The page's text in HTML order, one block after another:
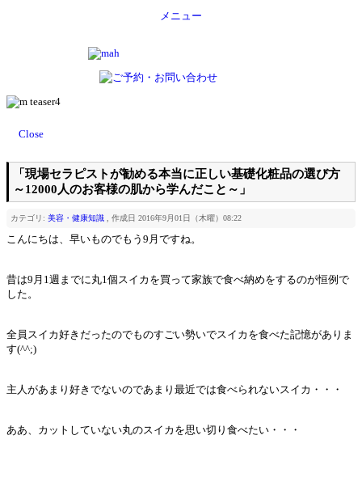
メニュー
Close
「現場セラピストが勧める本当に正しい基礎化粧品の選び方
～12000人のお客様の肌から学んだこと～」
カテゴリ: 美容・健康知識 , 作成日 2016年9月01日（木曜）08:22
こんにちは、早いものでもう9月ですね。
昔は9月1週までに丸1個スイカを買って家族で食べ納めをするのが恒例で
した。
全員スイカ好きだったのでものすごい勢いでスイカを食べた記憶がありま
す(^^;)
主人があまり好きでないのであまり最近では食べられないスイカ・・・
ああ、カットしていない丸のスイカを思い切り食べたい・・・